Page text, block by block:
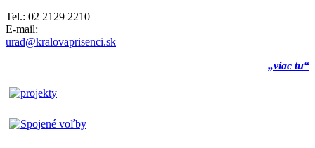
Tel.: 02 2129 2210
E-mail:
urad@kralovaprisenci.sk
„viac tu“